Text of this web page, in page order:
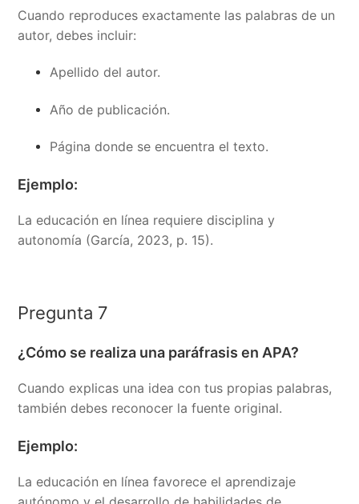
Cuando reproduces exactamente las palabras de un
autor, debes incluir:
Apellido del autor.
Año de publicación.
Página donde se encuentra el texto.
Ejemplo:
La educación en línea requiere disciplina y
autonomía (García, 2023, p. 15).
Pregunta 7
¿Cómo se realiza una paráfrasis en APA?
Cuando explicas una idea con tus propias palabras,
también debes reconocer la fuente original.
Ejemplo:
La educación en línea favorece el aprendizaje